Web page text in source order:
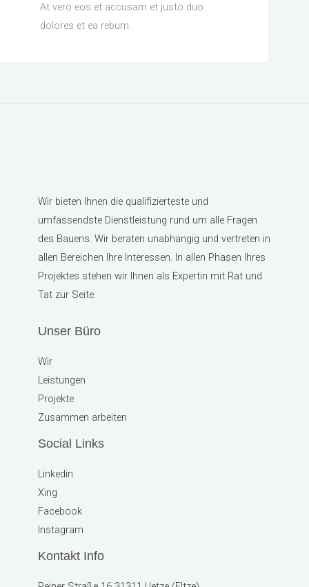
At vero eos et accusam et justo duo
dolores et ea rebum.
Wir bieten Ihnen die qualifizierteste und
umfassendste Dienstleistung rund um alle Fragen
des Bauens. Wir beraten unabhängig und vertreten in
allen Bereichen Ihre Interessen. In allen Phasen Ihres
Projektes stehen wir Ihnen als Expertin mit Rat und
Tat zur Seite.
Unser Büro
Wir
Leistungen
Projekte
Zusammen arbeiten
Social Links
Linkedin
Xing
Facebook
Instagram
Kontakt Info